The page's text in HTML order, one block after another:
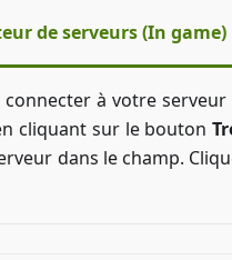
de serveurs (In game)
connecter à votre
cliquant sur le bouton
dans le champ.